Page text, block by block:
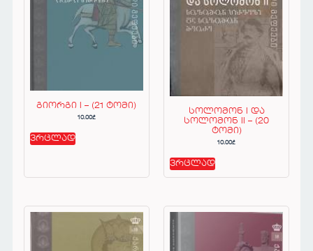
გიორგი I – (21 ტომი)
10.00₾
ვრცლად
სოლომონ I და
სოლომონ II – (20
ტომი)
10.00₾
ვრცლად